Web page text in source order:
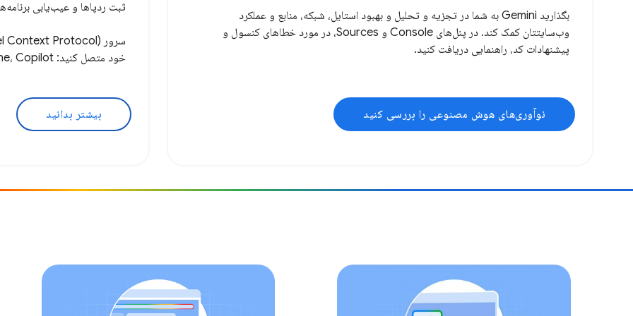
بگذارید Gemini به شما در تجزیه و تحلیل و بهبود استایل، شبکه، منابع و عملکرد
وب‌سایتتان کمک کند. در پنل‌های Console و Sources، در مورد خطاهای کنسول و
پیشنهادات کد، راهنمایی دریافت کنید.
نوآوری‌های هوش مصنوعی را بررسی کنید
ثبت ردپاها و عیب‌یابی
سرور
خود متصل کنید: Antigravity، Claude Code، Cline، Copilot و موارد دیگر.
بیشتر بدانید